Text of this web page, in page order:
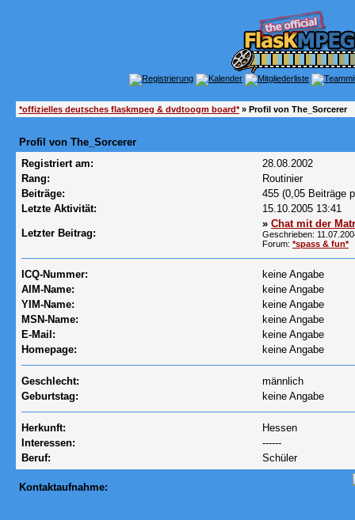
*offizielles deutsches flaskmpeg & dvdtoogm board*» Profil von The_Sorcerer
Profil von The_Sorcerer
Registriert am:
28.08.2002
Rang:
Routinier
Beiträge:
455 (0,05 Beiträge
Letzte Aktivität:
15.10.2005 13:41
Letzter Beitrag:
» Chat mit der
Geschrieben:
Forum: *spass & fun*
ICQ-Nummer:
keine Angabe
AIM-Name:
keine Angabe
YIM-Name:
keine Angabe
MSN-Name:
keine Angabe
E-Mail:
keine Angabe
Homepage:
keine Angabe
Geschlecht:
männlich
Geburtstag:
keine Angabe
Herkunft:
Hessen
Interessen:
------
Beruf:
Schüler
Kontaktaufnahme: